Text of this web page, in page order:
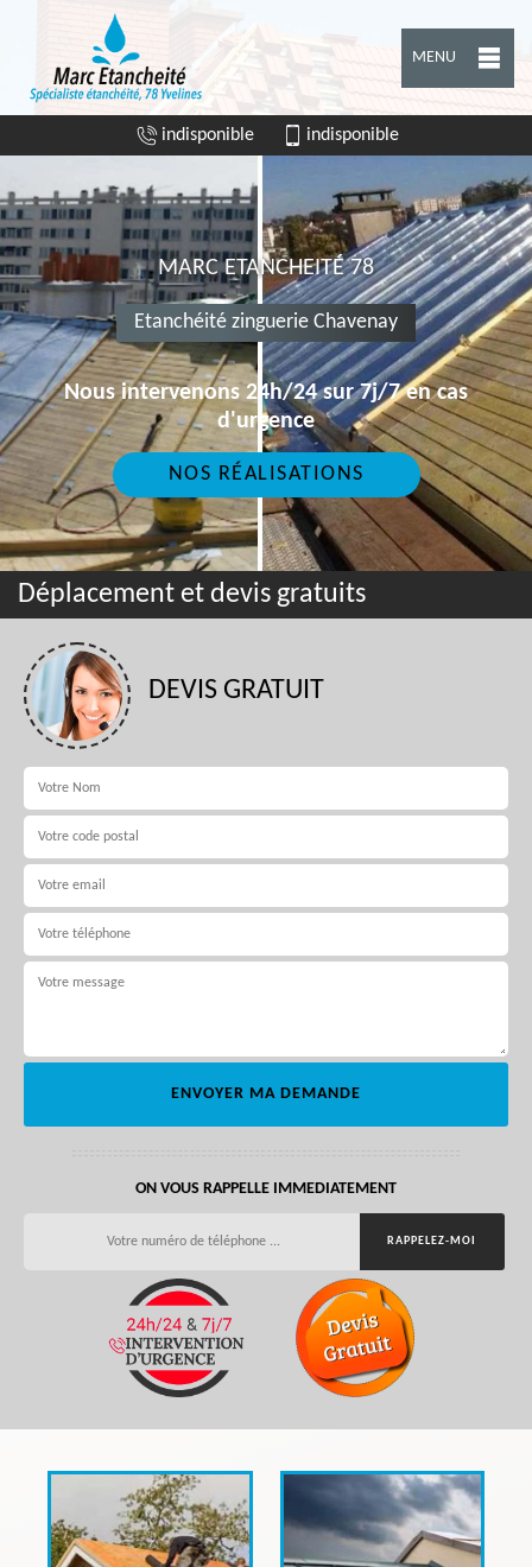
MENU
indisponible indisponible
MARC ETANCHEITÉ 78
Etanchéité zinguerie Chavenay
Nous intervenons 24h/24 sur 7j/7 en cas
d'urgence
NOS RÉALISATIONS
Déplacement et devis gratuits
DEVIS GRATUIT
ON VOUS RAPPELLE IMMEDIATEMENT